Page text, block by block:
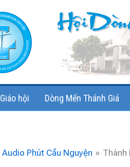
Giáo hội Dòng Mến Thánh Giá
Audio Phút Cầu Nguyện Thánh